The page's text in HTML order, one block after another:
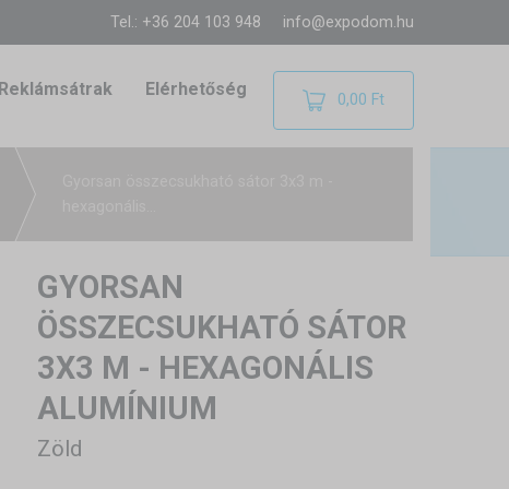
Tel.: +36 204 103 948 info@expodom.hu
Reklámsátrak Elérhetőség 0,00 Ft
GYORSAN
ÖSSZECSUKHATÓ SÁTOR
3X3 M - HEXAGONÁLIS
ALUMÍNIUM
Zöld